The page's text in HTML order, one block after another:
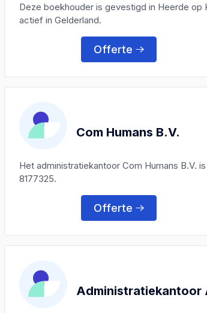
Deze boekhouder is gevestigd in Heerde
actief in Gelderland.
Offerte
Com Humans B.V.
Het administratiekantoor Com Humans B.V.
8177325.
Offerte
Administratiekantoor